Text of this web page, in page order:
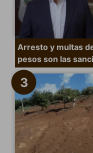
Arresto y multas
pesos son las